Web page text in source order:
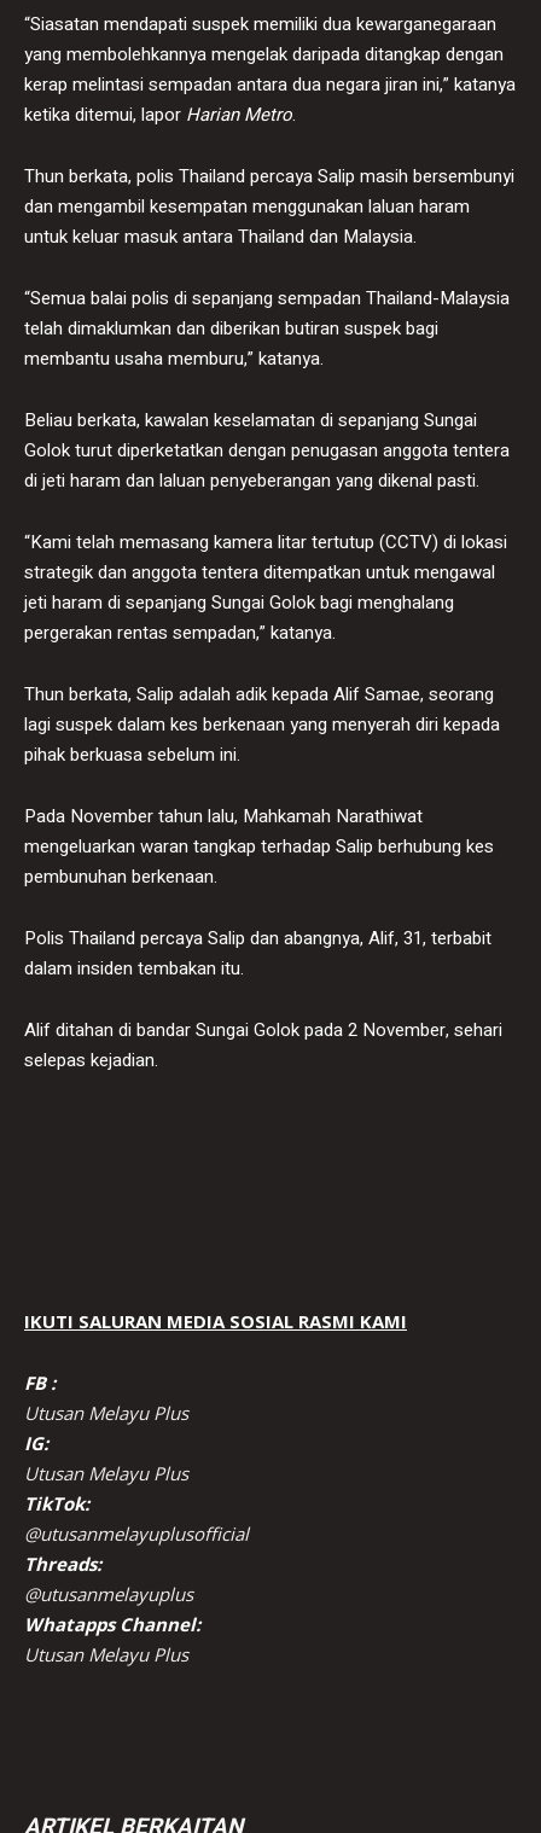
“Siasatan mendapati suspek memiliki dua kewarganegaraan
yang membolehkannya mengelak daripada ditangkap dengan
kerap melintasi sempadan antara dua negara jiran ini,” katanya
ketika ditemui, lapor Harian Metro.
Thun berkata, polis Thailand percaya Salip masih bersembunyi
dan mengambil kesempatan menggunakan laluan haram
untuk keluar masuk antara Thailand dan Malaysia.
“Semua balai polis di sepanjang sempadan Thailand-Malaysia
telah dimaklumkan dan diberikan butiran suspek bagi
membantu usaha memburu,” katanya.
Beliau berkata, kawalan keselamatan di sepanjang Sungai
Golok turut diperketatkan dengan penugasan anggota tentera
di jeti haram dan laluan penyeberangan yang dikenal pasti.
“Kami telah memasang kamera litar tertutup (CCTV) di lokasi
strategik dan anggota tentera ditempatkan untuk mengawal
jeti haram di sepanjang Sungai Golok bagi menghalang
pergerakan rentas sempadan,” katanya.
Thun berkata, Salip adalah adik kepada Alif Samae, seorang
lagi suspek dalam kes berkenaan yang menyerah diri kepada
pihak berkuasa sebelum ini.
Pada November tahun lalu, Mahkamah Narathiwat
mengeluarkan waran tangkap terhadap Salip berhubung kes
pembunuhan berkenaan.
Polis Thailand percaya Salip dan abangnya, Alif, 31, terbabit
dalam insiden tembakan itu.
Alif ditahan di bandar Sungai Golok pada 2 November, sehari
selepas kejadian.
IKUTI SALURAN MEDIA SOSIAL RASMI KAMI
FB :
Utusan Melayu Plus
IG:
Utusan Melayu Plus
TikTok:
@utusanmelayuplusofficial
Threads:
@utusanmelayuplus
Whatapps Channel:
Utusan Melayu Plus
ARTIKEL BERKAITAN